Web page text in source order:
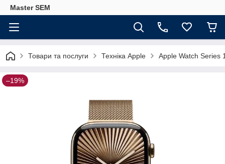
Master SEM
Товари та послуги Техніка Apple Apple Watch Series
–19%